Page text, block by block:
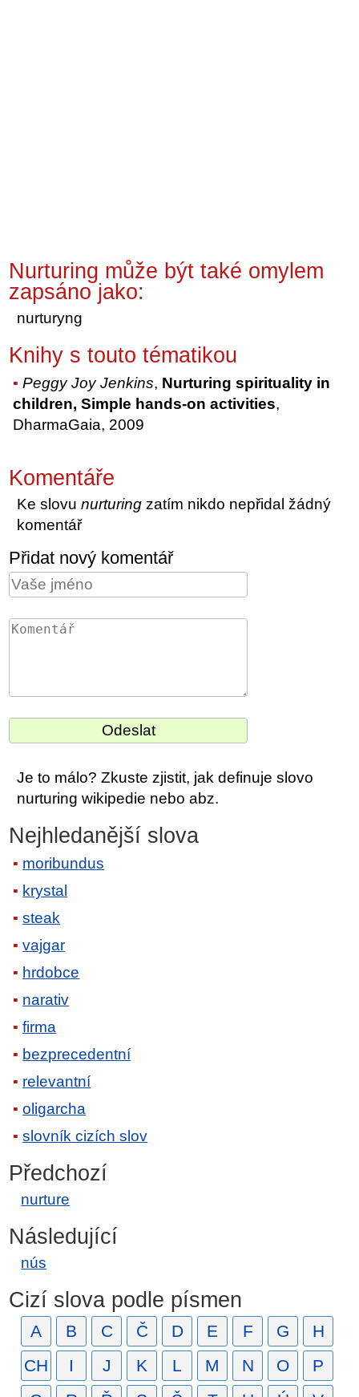
Nurturing může být také omylem
zapsáno jako:
nurturyng
Knihy s touto tématikou
Peggy Joy Jenkins, Nurturing spirituality in
children, Simple hands-on activities,
DharmaGaia, 2009
Komentáře
Ke slovunurturing zatím nikdo nepřidal žádný
komentář
Přidat nový komentář
Je to málo? Zkuste zjistit, jak definuje slovo
nurturing wikipedie nebo abz.
Nejhledanější slova
moribundus
krystal
steak
vajgar
hrdobce
narativ
firma
bezprecedentní
relevantní
oligarcha
slovník cizích slov
Předchozí
nurture
Následující
nús
Cizí slova podle písmen
A B C Č D E F G
H
CH
I J K L M N O
P